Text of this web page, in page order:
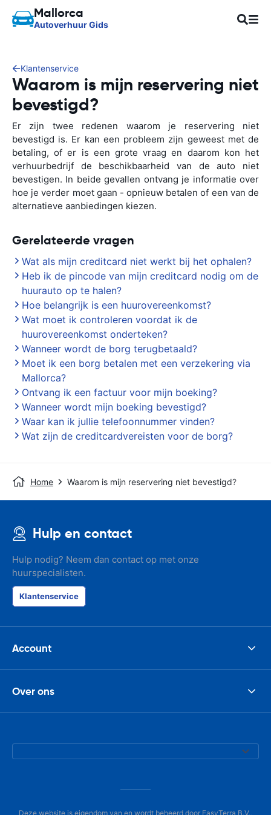
Mallorca
Autoverhuur Gids
Klantenservice
Waarom is mijn reservering niet
bevestigd?
Er zijn twee redenen waarom je reservering niet
bevestigd is. Er kan een probleem zijn geweest met de
betaling, of er is een grote vraag en daarom kon het
verhuurbedrijf de beschikbaarheid van de auto niet
bevestigen. In beide gevallen ontvang je informatie over
hoe je verder moet gaan - opnieuw betalen of een van de
alternatieve aanbiedingen kiezen.
Gerelateerde vragen
Wat als mijn creditcard niet werkt bij het ophalen?
Heb ik de pincode van mijn creditcard nodig om de
huurauto op te halen?
Hoe belangrijk is een huurovereenkomst?
Wat moet ik controleren voordat ik de
huurovereenkomst onderteken?
Wanneer wordt de borg terugbetaald?
Moet ik een borg betalen met een verzekering via
Mallorca?
Ontvang ik een factuur voor mijn boeking?
Wanneer wordt mijn boeking bevestigd?
Waar kan ik jullie telefoonnummer vinden?
Wat zijn de creditcardvereisten voor de borg?
Home Waarom is mijn reservering niet bevestigd?
Hulp en contact
Hulp nodig? Neem dan contact op met onze
huurspecialisten.
Klantenservice
Account
Over ons
Deze website is eigendom van en wordt beheerd door EasyTerra B.V.,